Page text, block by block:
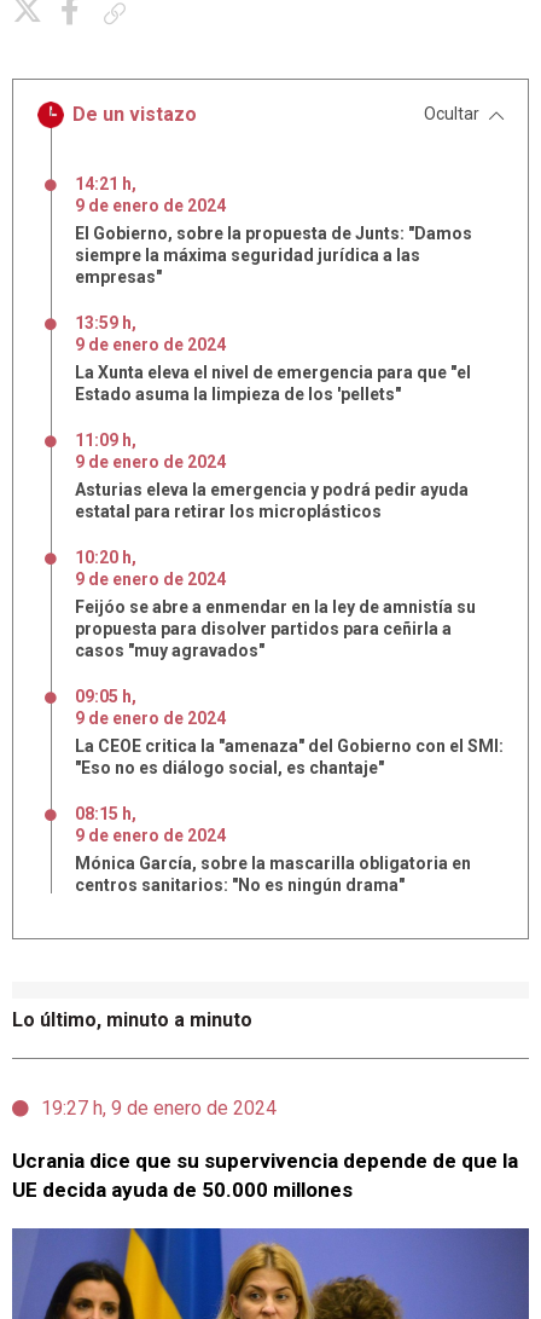
Lo último, minuto a minuto
19:27 h, 9 de enero de 2024
Ucrania dice que su supervivencia depende de que la
UE decida ayuda de 50.000 millones
De un vistazo Ocultar
14:21 h,
9 de enero de 2024
El Gobierno, sobre la propuesta de Junts: "Damos
siempre la máxima seguridad jurídica a las
empresas"
13:59 h,
9 de enero de 2024
La Xunta eleva el nivel de emergencia para que "el
Estado asuma la limpieza de los 'pellets"
11:09 h,
9 de enero de 2024
Asturias eleva la emergencia y podrá pedir ayuda
estatal para retirar los microplásticos
10:20 h,
9 de enero de 2024
Feijóo se abre a enmendar en la ley de amnistía su
propuesta para disolver partidos para ceñirla a
casos "muy agravados"
09:05 h,
9 de enero de 2024
La CEOE critica la "amenaza" del Gobierno con el SMI:
"Eso no es diálogo social, es chantaje"
08:15 h,
9 de enero de 2024
Mónica García, sobre la mascarilla obligatoria en
centros sanitarios: "No es ningún drama"